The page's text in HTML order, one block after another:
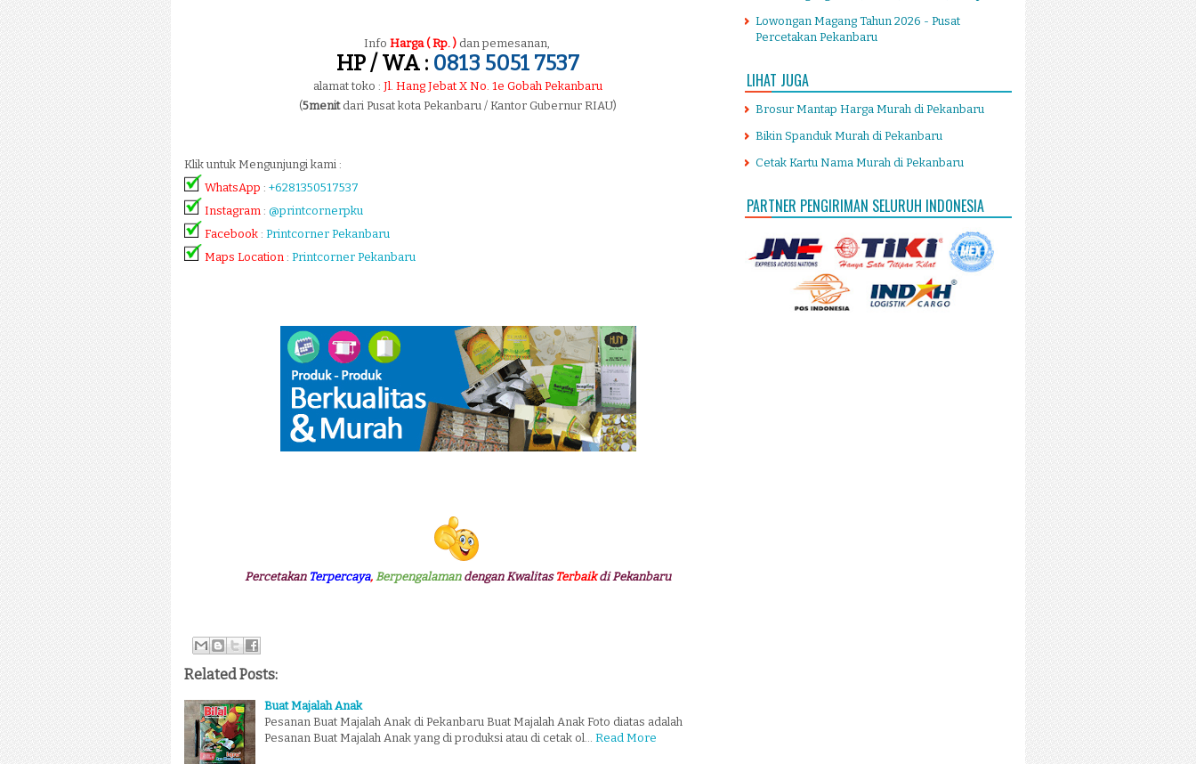
Info Harga ( Rp. ) dan pemesanan,
HP / WA : 0813 5051 7537
alamat toko : Jl. Hang Jebat X No. 1e Gobah Pekanbaru
(5menitdari Pusat kota Pekanbaru / Kantor Gubernur RIAU)
Klik untuk Mengunjungi kami :
WhatsApp : +6281350517537
Instagram : @printcornerpku
Facebook : Printcorner Pekanbaru
Maps Location : Printcorner Pekanbaru
Percetakan Terpercaya, Berpengalamandengan Kwalitas Terbaik di Pekanbaru
Related Posts:
Buat Majalah Anak
Pesanan Buat Majalah Anak di Pekanbaru Buat Majalah Anak Foto diatas adalah
Pesanan Buat Majalah Anak yang di produksi atau di cetak ol…
Read More
Lowongan Magang Tahun 2026 - Pusat
Percetakan Pekanbaru
LIHAT JUGA
Brosur Mantap Harga Murah di Pekanbaru
Bikin Spanduk Murah di Pekanbaru
Cetak Kartu Nama Murah di Pekanbaru
PARTNER PENGIRIMAN SELURUH INDONESIA